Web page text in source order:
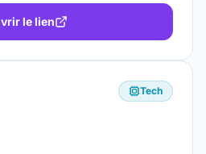
le lien
Tech